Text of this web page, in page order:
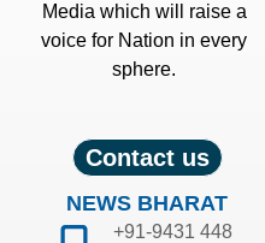
Media which will raise a
voice for Nation in every
sphere.
Contact us
NEWS BHARAT
+91-9431 448